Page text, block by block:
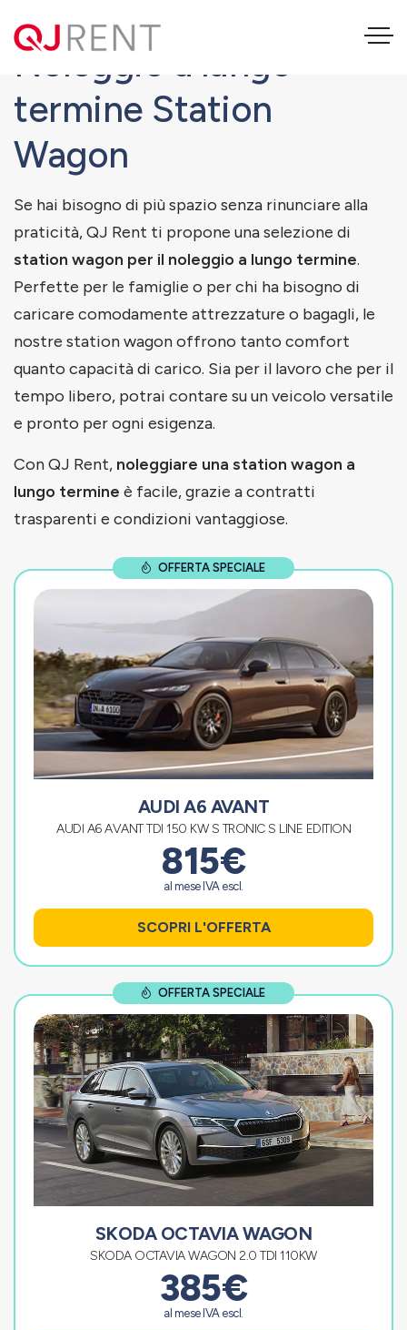
Noleggio a lungo
termine Station
Wagon
Se hai bisogno di più spazio senza rinunciare alla
praticità, QJ Rent ti propone una selezione di
station wagon per il noleggio a lungo termine.
Perfette per le famiglie o per chi ha bisogno di
caricare comodamente attrezzature o bagagli, le
nostre station wagon offrono tanto comfort
quanto capacità di carico. Sia per il lavoro che per il
tempo libero, potrai contare su un veicolo versatile
e pronto per ogni esigenza.
Con QJ Rent, noleggiare una station wagon a
lungo termine è facile, grazie a contratti
trasparenti e condizioni vantaggiose.
OFFERTA SPECIALE
AUDI A6 AVANT
AUDI A6 AVANT TDI 150 KW S TRONIC S LINE EDITION
815€
al mese IVA escl.
SCOPRI L'OFFERTA
OFFERTA SPECIALE
SKODA OCTAVIA WAGON
SKODA OCTAVIA WAGON 2.0 TDI 110KW
385€
al mese IVA escl.